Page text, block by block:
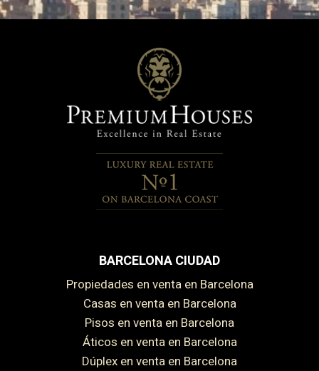
BARCELONA CIUDAD
Propiedades en venta en Barcelona
Casas en venta en Barcelona
Pisos en venta en Barcelona
Áticos en venta en Barcelona
Dúplex en venta en Barcelona